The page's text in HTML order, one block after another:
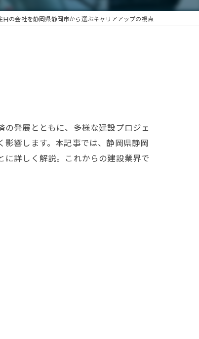
目の会社を静岡県静岡市から選ぶキャリアアップの視点
発展とともに、多様な建設プロジェ
響します。本記事では、静岡県静岡
詳しく解説。これからの建設業界で